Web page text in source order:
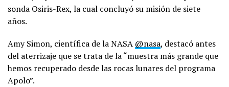
sonda Osiris-Rex, la cual concluyó su misión de siete
años.
Amy Simon, científica de la NASA @nasa, destacó antes
del aterrizaje que se trata de la “muestra más grande que
hemos recuperado desde las rocas lunares del programa
Apolo”.